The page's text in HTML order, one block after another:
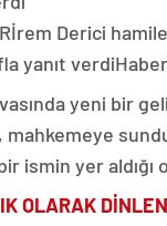
İrem Derici
yanıt verdi
yeni bir
mahkemeye
ismin yer aldığı
OLARAK